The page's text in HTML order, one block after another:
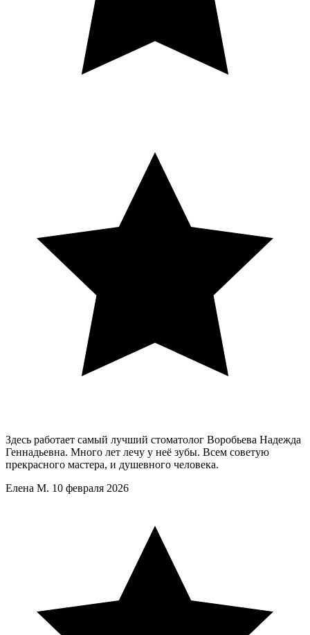
Здесь работает самый лучший стоматолог Воробьева Надежда
Геннадьевна. Много лет лечу у неё зубы. Всем советую
прекрасного мастера, и душевного человека.
Елена М. 10 февраля 2026